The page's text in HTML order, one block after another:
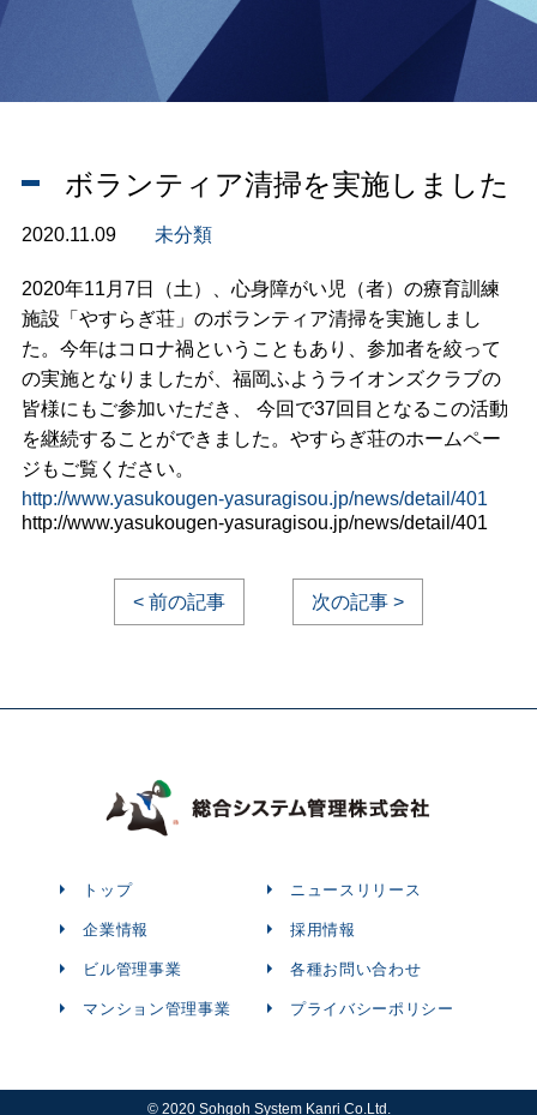
ボランティア清掃を実施しました
2020.11.09 未分類
2020年11月7日（土）、心身障がい児（者）の療育訓練
施設「やすらぎ荘」のボランティア清掃を実施しまし
た。今年はコロナ禍ということもあり、参加者を絞って
の実施となりましたが、福岡ふようライオンズクラブの
皆様にもご参加いただき、 今回で37回目となるこの活動
を継続することができました。やすらぎ荘のホームペー
ジもご覧ください。
http://www.yasukougen-yasuragisou.jp/news/detail/401
http://www.yasukougen-yasuragisou.jp/news/detail/401
< 前の記事 次の記事 >
トップ
企業情報
ビル管理事業
マンション管理事業
ニュースリリース
採用情報
各種お問い合わせ
プライバシーポリシー
© 2020 Sohgoh System Kanri Co.Ltd.